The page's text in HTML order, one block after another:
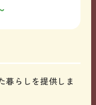
暮らしを提供しま